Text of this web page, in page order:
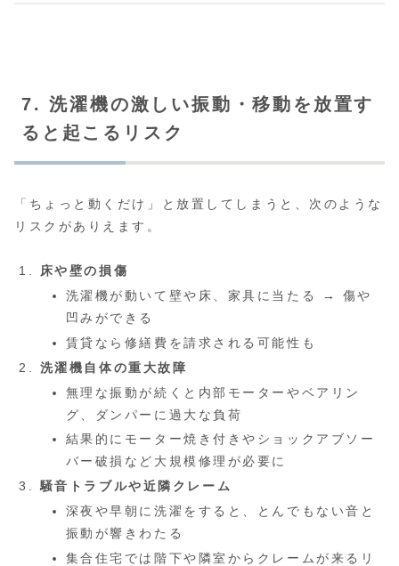
7. 洗濯機の激しい振動・移動を放置す
ると起こるリスク
「ちょっと動くだけ」と放置してしまうと、次のような
リスクがありえます。
床や壁の損傷
洗濯機が動いて壁や床、家具に当たる → 傷や
凹みができる
賃貸なら修繕費を請求される可能性も
洗濯機自体の重大故障
無理な振動が続くと内部モーターやベアリン
グ、ダンパーに過大な負荷
結果的にモーター焼き付きやショックアブソー
バー破損など大規模修理が必要に
騒音トラブルや近隣クレーム
深夜や早朝に洗濯をすると、とんでもない音と
振動が響きわたる
集合住宅では階下や隣室からクレームが来るリ